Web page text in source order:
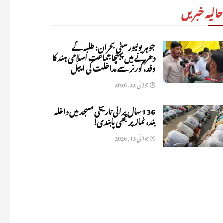
حالیہ خبریں
جوہر یونیورسٹی بحران: طلبہ کے
دھرنے میں پہنچا جماعت اسلامی ہند کا
وفد، گورنر سے مداخلت کی اپیل
جولائی 22, 2026
136 سال پرانی تاریخی مسجد میں داخلہ
بند، نماز پر بھی پابندی!
جولائی 13, 2026